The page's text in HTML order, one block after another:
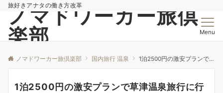
旅好きアナタの働き方改革
ノマドワーカー旅倶
楽部
Menu
ノマドワーカー旅倶楽部 国内旅行 温泉 1泊2500円の激安プランで草津温泉旅行に行く15歳差夫婦 その１【2020.6.9】
1泊2500円の激安プランで草津温泉旅行に行